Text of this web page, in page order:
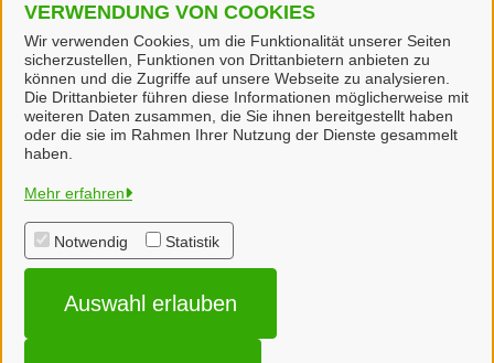
VERWENDUNG VON COOKIES
Wir verwenden Cookies, um die Funktionalität unserer Seiten
sicherzustellen, Funktionen von Drittanbietern anbieten zu
können und die Zugriffe auf unsere Webseite zu analysieren.
Die Drittanbieter führen diese Informationen möglicherweise mit
weiteren Daten zusammen, die Sie ihnen bereitgestellt haben
oder die sie im Rahmen Ihrer Nutzung der Dienste gesammelt
haben.
Mehr erfahren
Notwendig Statistik
Auswahl erlauben
Herr Oliver Franke
Gemeinde Geeste
Alle Rechte vorbehalten